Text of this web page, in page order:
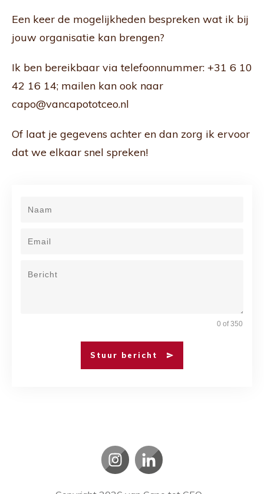
Een keer de mogelijkheden bespreken wat ik bij
jouw organisatie kan brengen?
Ik ben bereikbaar via telefoonnummer: +31 6 10
42 16 14; mailen kan ook naar
capo@vancapototceo.nl
Of laat je gegevens achter en dan zorg ik ervoor
dat we elkaar snel spreken!
0 of 350
Stuur bericht